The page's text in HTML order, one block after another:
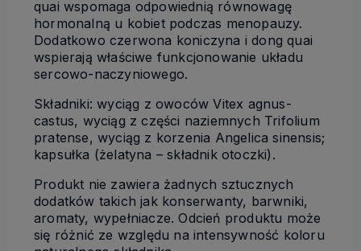
quai wspomaga odpowiednią równowagę
hormonalną u kobiet podczas menopauzy.
Dodatkowo czerwona koniczyna i dong quai
wspierają właściwe funkcjonowanie układu
sercowo-naczyniowego.
Składniki: wyciąg z owoców Vitex agnus-
castus, wyciąg z części naziemnych Trifolium
pratense, wyciąg z korzenia Angelica sinensis;
kapsułka (żelatyna – składnik otoczki).
Produkt nie zawiera żadnych sztucznych
dodatków takich jak konserwanty, barwniki,
aromaty, wypełniacze. Odcień produktu może
się różnić ze względu na intensywność koloru